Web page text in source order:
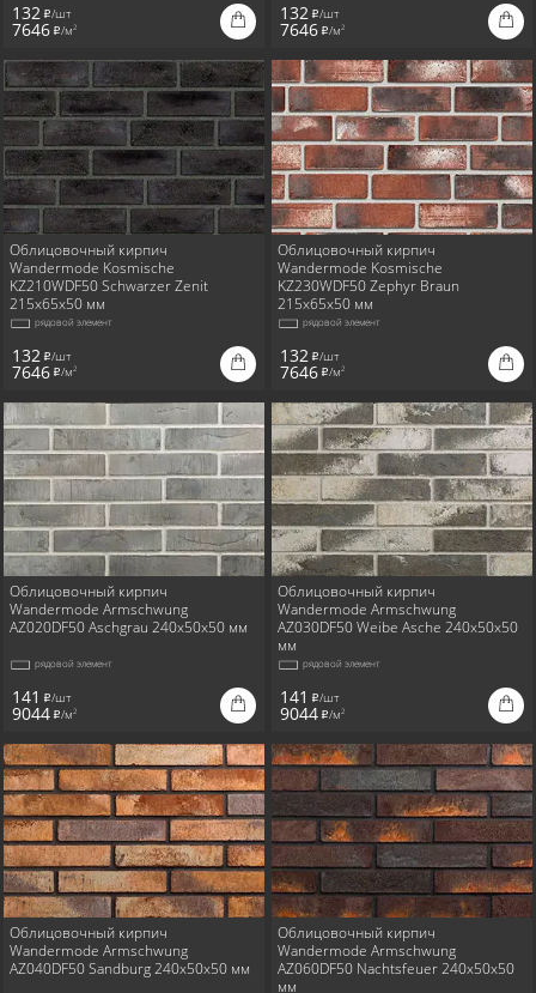
132 i/шт
7646 i/м2
132 i/шт
7646 i/м2
Облицовочный кирпич
Wandermode Kosmische
KZ210WDF50 Schwarzer Zenit
215x65x50 мм
рядовой элемент
132 i/шт
7646 i/м2
Облицовочный кирпич
Wandermode Kosmische
KZ230WDF50 Zephyr Braun
215x65x50 мм
рядовой элемент
132 i/шт
7646 i/м2
Облицовочный кирпич
Wandermode Armschwung
AZ020DF50 Aschgrau 240x50x50 мм
рядовой элемент
141 i/шт
9044 i/м2
Облицовочный кирпич
Wandermode Armschwung
AZ030DF50 Weibe Asche 240x50x50
мм
рядовой элемент
141 i/шт
9044 i/м2
Облицовочный кирпич
Wandermode Armschwung
AZ040DF50 Sandburg 240x50x50 мм
Облицовочный кирпич
Wandermode Armschwung
AZ060DF50 Nachtsfeuer 240x50x50
мм